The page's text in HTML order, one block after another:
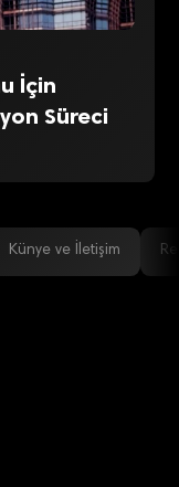
İçin
Süreci
Künye ve İletişim